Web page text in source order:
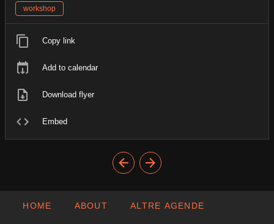
workshop
Copy link
Add to calendar
Download flyer
Embed
HOME ABOUT ALTRE AGENDE